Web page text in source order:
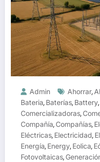
Admin Ahorrar,
Bateria, Baterías, Battery,
Comercializadoras,
Compañía, Compañías,
Eléctricas, Electricidad,
Energía, Energy, Eolica,
Fotovoltaicas,